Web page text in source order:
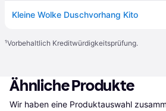
Kleine Wolke Duschvorhang Kito
¹Vorbehaltlich Kreditwürdigkeitsprüfung.
Ähnliche Produkte
Wir haben eine Produktauswahl